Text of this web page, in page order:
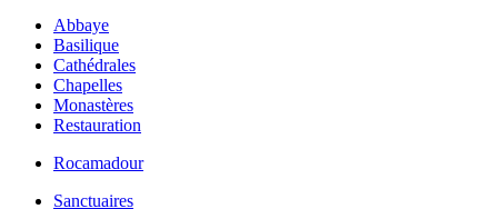
Abbaye
Basilique
Cathédrales
Chapelles
Monastères
Restauration
Rocamadour
Sanctuaires